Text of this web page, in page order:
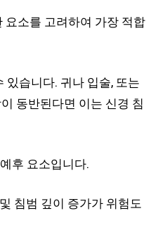
요소를 고려하여 가장 적합
있습니다. 귀나 입술, 또는
동반된다면 이는 신경 침
후 요소입니다.
침범 깊이 증가가 위험도